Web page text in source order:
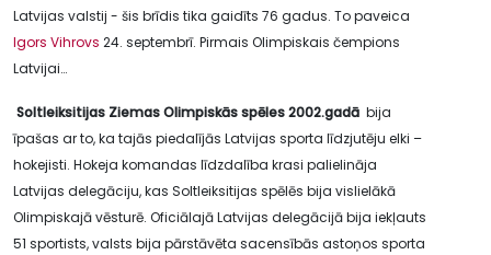
Latvijas valstij - šis brīdis tika gaidīts 76 gadus. To paveica
Igors Vihrovs 24. septembrī. Pirmais Olimpiskais čempions
Latvijai…
Soltleiksitijas Ziemas Olimpiskās spēles 2002.gadā bija
īpašas ar to, ka tajās piedalījās Latvijas sporta līdzjutēju elki –
hokejisti. Hokeja komandas līdzdalība krasi palielināja
Latvijas delegāciju, kas Soltleiksitijas spēlēs bija vislielākā
Olimpiskajā vēsturē. Oficiālajā Latvijas delegācijā bija iekļauts
51 sportists, valsts bija pārstāvēta sacensībās astoņos sporta